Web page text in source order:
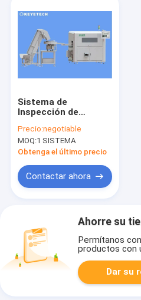
Sistema de
Inspección de
Boquillas de Enchufe
Servicio Postventa
Remoto Gratuito
Precio:negotiable
MOQ:1 SISTEMA
Obtenga el último precio
Contactar ahora
Ahorre su
Permítanos
productos con
Dar su